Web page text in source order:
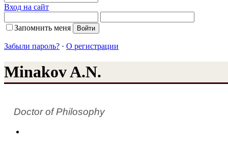
Вход на сайт
Запомнить меня
Забыли пароль? · О регистрации
Minakov A.N.
Doctor of Philosophy